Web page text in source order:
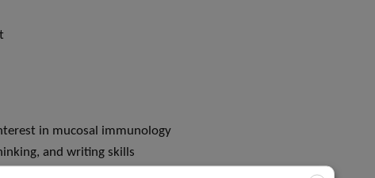
in mucosal immunology
and writing skills